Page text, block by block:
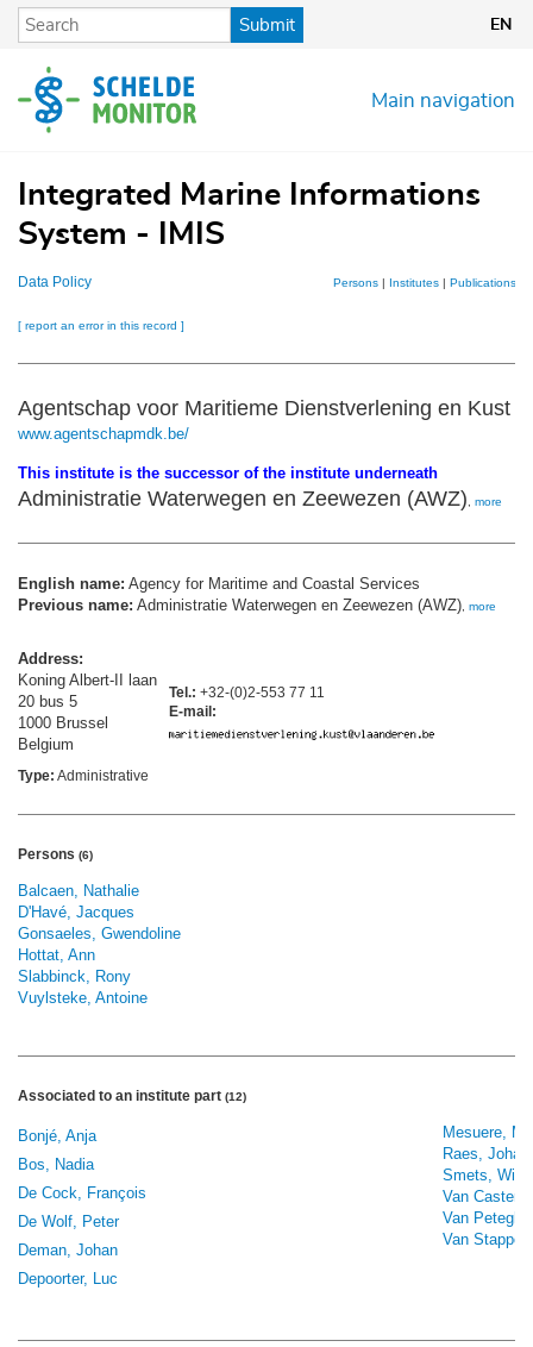
Skip
content
Submit EN
Main navigation
Integrated Marine Informations
System - IMIS
Data Policy Persons| Institutes| Publications
[ report an error in this record ]
Agentschap voor Maritieme Dienstverlening en Kust
www.agentschapmdk.be/
This institute is the successor of the institute underneath
Administratie Waterwegen en Zeewezen (AWZ) more
English name: Agency for Maritime and Coastal Services
Previous name: Administratie Waterwegen en Zeewezen (AWZ) more
Address:
Koning Albert-II laan
20 bus 5
1000 Brussel
Belgium
Tel.: +32-(0)2-553 77 11
E-mail:
Type: Administrative
Persons (6)
Balcaen, Nathalie
D'Havé, Jacques
Gonsaeles, Gwendoline
Hottat, Ann
Slabbinck, Rony
Vuylsteke, Antoine
Associated to an institute part (12)
Bonjé, Anja
Bos, Nadia
De Cock, François
De Wolf, Peter
Deman, Johan
Depoorter, Luc
Mesuere,
Raes, Johan
Smets, Wim
Van
Van
Van